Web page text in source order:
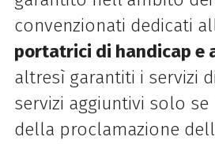
convenzionati dedicati
portatrici di handicap e
altresì garantiti i servizi
servizi aggiuntivi solo
della proclamazione